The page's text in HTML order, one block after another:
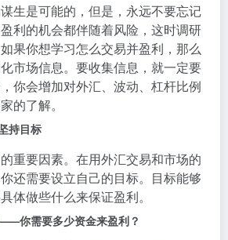
生是可能的，但是，永远不要忘记
利的机会都伴随着风险，这时调研
果你想学习怎么交易并盈利，那么
市场信息。要收集信息，就一定要
你会增加对外汇、波动、杠杆比例
的了解。
持目标
重要因素。在用外汇交易和市场的
还需要设立自己的目标。目标能够
体做些什么来保证盈利。
你需要多少资金来盈利？